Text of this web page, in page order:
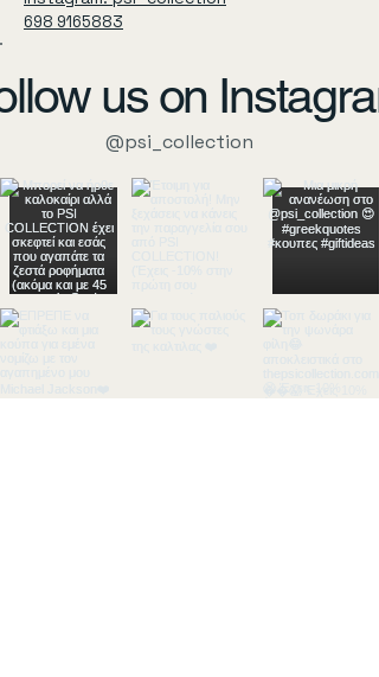
698 9165883
us on
@psi_collection